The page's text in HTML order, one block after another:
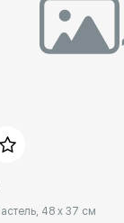
48 x 37 см